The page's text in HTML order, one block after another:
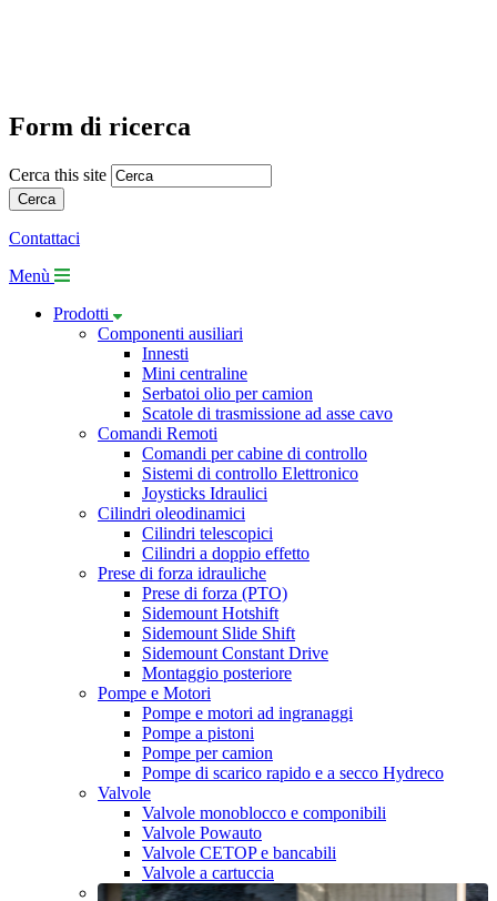
Form di ricerca
Cerca this site
Contattaci
Menù
Prodotti
Componenti ausiliari
Innesti
Mini centraline
Serbatoi olio per camion
Scatole di trasmissione ad asse cavo
Comandi Remoti
Comandi per cabine di controllo
Sistemi di controllo Elettronico
Joysticks Idraulici
Cilindri oleodinamici
Cilindri telescopici
Cilindri a doppio effetto
Prese di forza idrauliche
Prese di forza (PTO)
Sidemount Hotshift
Sidemount Slide Shift
Sidemount Constant Drive
Montaggio posteriore
Pompe e Motori
Pompe e motori ad ingranaggi
Pompe a pistoni
Pompe per camion
Pompe di scarico rapido e a secco Hydreco
Valvole
Valvole monoblocco e componibili
Valvole Powauto
Valvole CETOP e bancabili
Valvole a cartuccia